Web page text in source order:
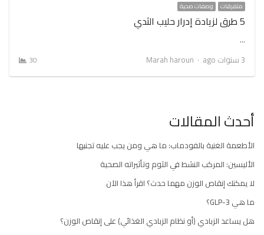
متفرقات وصفات صحية
5 طرق لزيادة إدرار حليب الثدي
…
3 سنوات ago
Author
Marah haroun
30
أحدث المقالات
الأطعمة الغنية بالفودماب: ما هي ومن يجب عليه تجنبها
الأليسين: المركب النشط في الثوم وتأثيراته الصحية
لا يمكنك إنقاص الوزن مهما حدث؟ اقرأ هذا الآن
ما هي GLP-3؟
هل يساعد الزبادي (أو نظام الزبادي الغذائي) على إنقاص الوزن؟